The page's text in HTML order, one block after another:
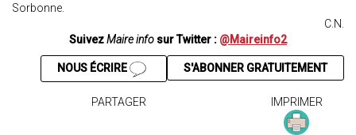
Sorbonne.
C.N.
SuivezMaire info sur Twitter : @Maireinfo2
S'ABONNER GRATUITEMENT
NOUS ÉCRIRE
PARTAGER IMPRIMER